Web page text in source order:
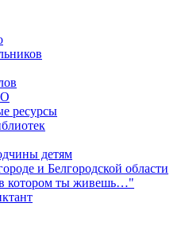
ресурсы
детям
и Белгородской области
в котором ты живешь…"